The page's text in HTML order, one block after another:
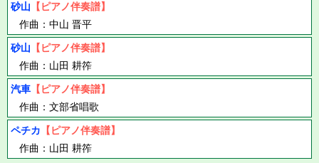
砂山 【ピアノ伴奏譜】
作曲：中山 晋平
砂山 【ピアノ伴奏譜】
作曲：山田 耕筰
汽車 【ピアノ伴奏譜】
作曲：文部省唱歌
ペチカ 【ピアノ伴奏譜】
作曲：山田 耕筰